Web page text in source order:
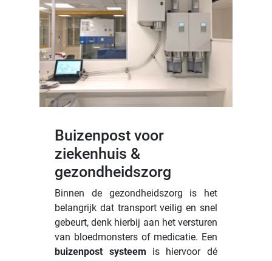
Buizenpost voor
ziekenhuis &
gezondheidszorg
Binnen de gezondheidszorg is het
belangrijk dat transport veilig en snel
gebeurt, denk hierbij aan het versturen
van bloedmonsters of medicatie. Een
buizenpost systeem is hiervoor dé